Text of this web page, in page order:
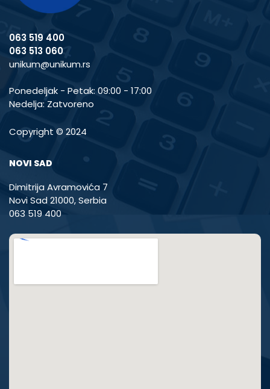
063 519 400
063 513 060
unikum@unikum.rs
Ponedeljak - Petak: 09:00 - 17:00
Nedelja: Zatvoreno
Copyright © 2024
NOVI SAD
Dimitrija Avramovića 7
Novi Sad 21000, Serbia
063 519 400